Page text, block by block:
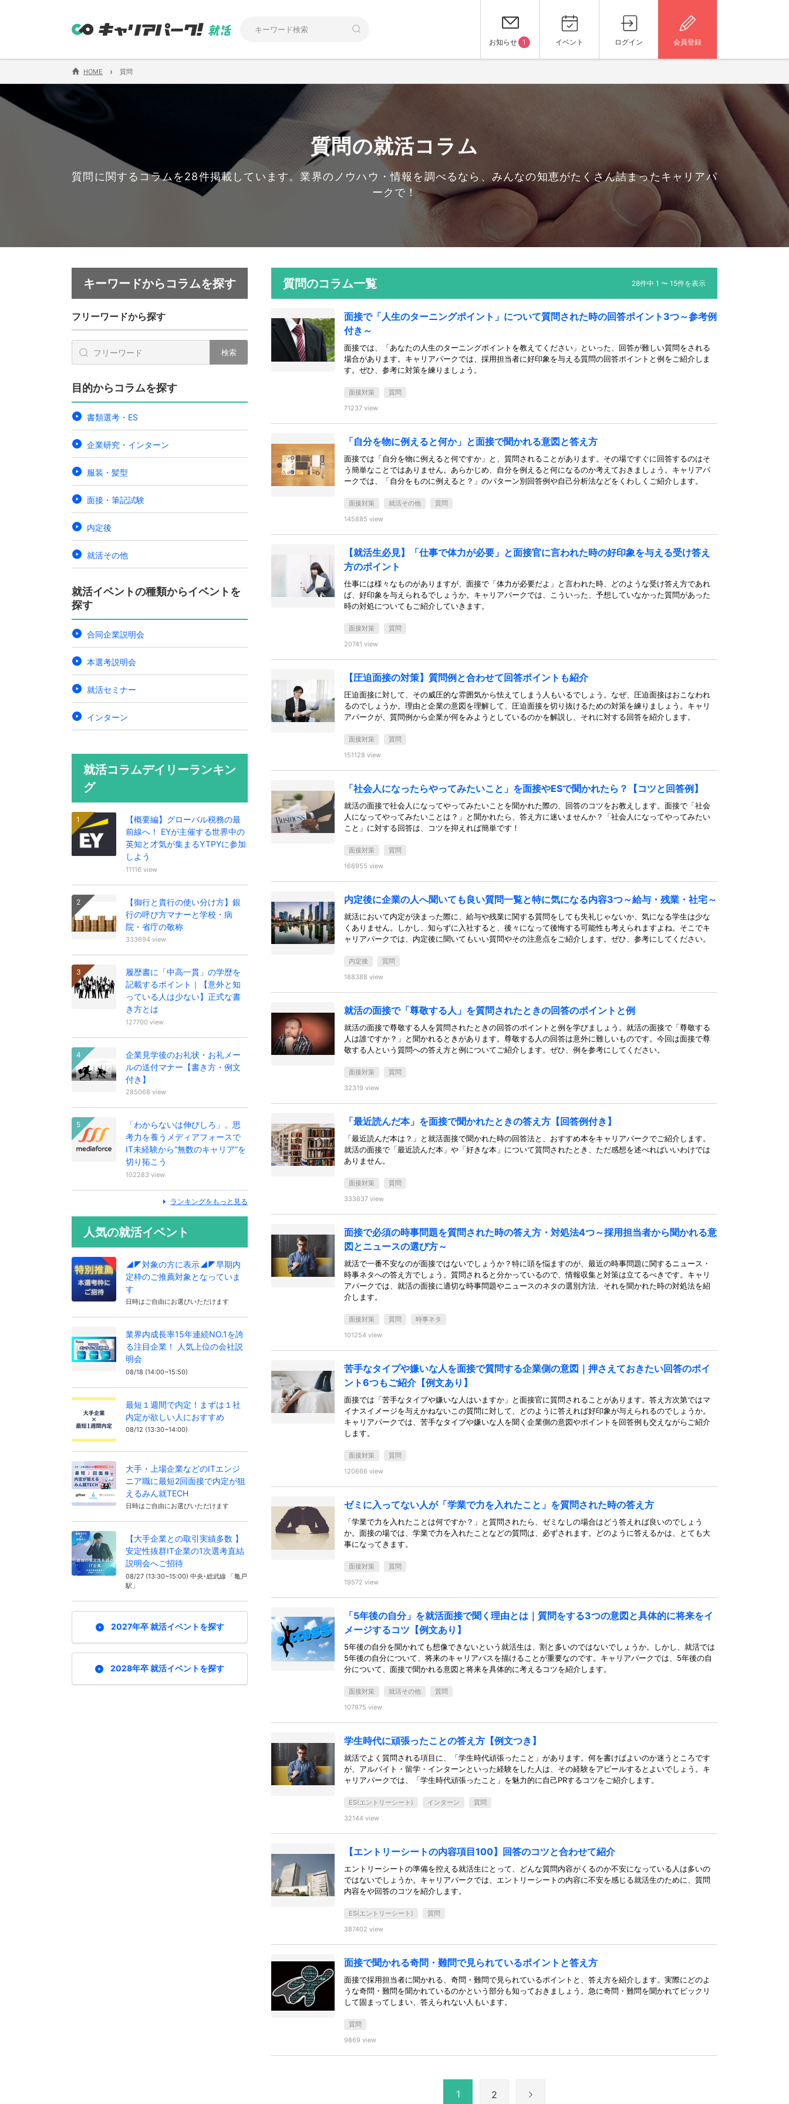
お知らせ 1 イベント ログイン 会員登録
HOME › 質問
質問の就活コラム
質問に関するコラムを28件掲載しています。業界のノウハウ・情報を調べるなら、みんなの知恵がたくさん詰まったキャリアパ
ークで！
キーワードからコラムを探す
フリーワードから探す
検索
目的からコラムを探す
書類選考・ES
企業研究・インターン
服装・髪型
面接・筆記試験
内定後
就活その他
就活イベントの種類からイベントを
探す
合同企業説明会
本選考説明会
就活セミナー
インターン
就活コラムデイリーランキン
グ
【概要編】グローバル税務の最
前線へ！ EYが主催する世界中の
英知と才気が集まるYTPYに参加
しよう
11116 view
【御行と貴行の使い分け方】銀
行の呼び方マナーと学校・病
院・省庁の敬称
333694 view
履歴書に「中高一貫」の学歴を
記載するポイント｜【意外と知
っている人は少ない】正式な書
き方とは
127700 view
企業見学後のお礼状・お礼メー
ルの送付マナー【書き方・例文
付き】
285068 view
「わからないは伸びしろ」。思
考力を養うメディアフォースで
IT未経験から“無数のキャリア”を
切り拓こう
102283 view
ランキングをもっと見る
人気の就活イベント
◢◤対象の方に表示◢◤早期内
定枠のご推薦対象となっていま
す
日時はご自由にお選びいただけます
業界内成長率15年連続NO.1を誇
る注目企業！ 人気上位の会社説
明会
08/18 (14:00~15:50)
最短１週間で内定！まずは１社
内定が欲しい人におすすめ
08/12 (13:30~14:00)
大手・上場企業などのITエンジ
ニア職に最短2回面接で内定が狙
えるみん就TECH
日時はご自由にお選びいただけます
【大手企業との取引実績多数 】
安定性抜群IT企業の1次選考直結
説明会へご招待
08/27 (13:30~15:00) 中央･総武線 「亀戸
駅」
2027年卒 就活イベントを探す
2028年卒 就活イベントを探す
質問のコラム一覧 28件中 1 〜 15件を表示
面接で「人生のターニングポイント」について質問された時の回答ポイント3つ～参考例
付き～
面接では、「あなたの人生のターニングポイントを教えてください」といった、回答が難しい質問をされる
場合があります。キャリアパークでは、採用担当者に好印象を与える質問の回答ポイントと例をご紹介しま
す。ぜひ、参考に対策を練りましょう。
面接対策
質問
71237 view
「自分を物に例えると何か」と面接で聞かれる意図と答え方
面接では「自分を物に例えると何ですか」と、質問されることがあります。その場ですぐに回答するのはそ
う簡単なことではありません。あらかじめ、自分を例えると何になるのか考えておきましょう。キャリアパ
ークでは、「自分をものに例えると？」のパターン別回答例や自己分析法などをくわしくご紹介します。
面接対策 就活その他
質問
145885 view
【就活生必見】「仕事で体力が必要」と面接官に言われた時の好印象を与える受け答え
方のポイント
仕事には様々なものがありますが、面接で「体力が必要だよ」と言われた時、どのような受け答え方であれ
ば、好印象を与えられるでしょうか。キャリアパークでは、こういった、予想していなかった質問があった
時の対処についてもご紹介していきます。
面接対策
質問
20741 view
【圧迫面接の対策】質問例と合わせて回答ポイントも紹介
圧迫面接に対して、その威圧的な雰囲気から怯えてしまう人もいるでしょう。なぜ、圧迫面接はおこなわれ
るのでしょうか。理由と企業の意図を理解して、圧迫面接を切り抜けるための対策を練りましょう。キャリ
アパークが、質問例から企業が何をみようとしているのかを解説し、それに対する回答を紹介します。
面接対策
質問
151128 view
「社会人になったらやってみたいこと」を面接やESで聞かれたら？【コツと回答例】
就活の面接で社会人になってやってみたいことを聞かれた際の、回答のコツをお教えします。面接で「社会
人になってやってみたいことは？」と聞かれたら、答え方に迷いませんか？「社会人になってやってみたい
こと」に対する回答は、コツを抑えれば簡単です！
面接対策
質問
166955 view
内定後に企業の人へ聞いても良い質問一覧と特に気になる内容3つ～給与・残業・社宅～
就活において内定が決まった際に、給与や残業に関する質問をしても失礼じゃないか、気になる学生は少な
くありません。しかし、知らずに入社すると、後々になって後悔する可能性も考えられますよね。そこでキ
ャリアパークでは、内定後に聞いてもいい質問やその注意点をご紹介します。ぜひ、参考にしてください。
内定後
質問
188388 view
就活の面接で「尊敬する人」を質問されたときの回答のポイントと例
就活の面接で尊敬する人を質問されたときの回答のポイントと例を学びましょう。就活の面接で「尊敬する
人は誰ですか？」と聞かれるときがあります。尊敬する人の回答は意外に難しいものです。今回は面接で尊
敬する人という質問への答え方と例についてご紹介します。ぜひ、例を参考にしてください。
面接対策
質問
32319 view
「最近読んだ本」を面接で聞かれたときの答え方【回答例付き】
「最近読んだ本は？」と就活面接で聞かれた時の回答法と、おすすめ本をキャリアパークでご紹介します。
就活の面接で「最近読んだ本」や「好きな本」について質問されたとき、ただ感想を述べればいいわけでは
ありません。
面接対策
質問
333637 view
面接で必須の時事問題を質問された時の答え方・対処法4つ～採用担当者から聞かれる意
図とニュースの選び方～
就活で一番不安なのが面接ではないでしょうか？特に頭を悩ますのが、最近の時事問題に関するニュース・
時事ネタへの答え方でしょう。質問されると分かっているので、情報収集と対策は立てるべきです。キャリ
アパークでは、就活の面接に適切な時事問題やニュースのネタの選別方法、それを聞かれた時の対処法を紹
介します。
面接対策 質問
時事ネタ
101254 view
苦手なタイプや嫌いな人を面接で質問する企業側の意図｜押さえておきたい回答のポイ
ント6つもご紹介【例文あり】
面接では「苦手なタイプや嫌いな人はいますか」と面接官に質問されることがあります。答え方次第ではマ
イナスイメージを与えかねないこの質問に対して、どのように答えれば好印象が与えられるのでしょうか。
キャリアパークでは、苦手なタイプや嫌いな人を聞く企業側の意図やポイントを回答例も交えながらご紹介
します。
面接対策
質問
120666 view
ゼミに入ってない人が「学業で力を入れたこと」を質問された時の答え方
「学業で力を入れたことは何ですか？」と質問されたら、ゼミなしの場合はどう答えれば良いのでしょう
か。面接の場では、学業で力を入れたことなどの質問は、必ずされます。どのように答えるかは、とても大
事になってきます。
面接対策
質問
19572 view
「5年後の自分」を就活面接で聞く理由とは｜質問をする3つの意図と具体的に将来をイ
メージするコツ【例文あり】
5年後の自分を聞かれても想像できないという就活生は、割と多いのではないでしょうか。しかし、就活では
5年後の自分について、将来のキャリアパスを描けることが重要なのです。キャリアパークでは、5年後の自
分について、面接で聞かれる意図と将来を具体的に考えるコツを紹介します。
面接対策 就活その他
質問
107975 view
学生時代に頑張ったことの答え方【例文つき】
就活でよく質問される項目に、「学生時代頑張ったこと」があります。何を書けばよいのか迷うところです
が、アルバイト・留学・インターンといった経験をした人は、その経験をアピールするとよいでしょう。キ
ャリアパークでは、「学生時代頑張ったこと」を魅力的に自己PRするコツをご紹介します。
ES(エントリーシート) インターン
質問
32144 view
【エントリーシートの内容項目100】回答のコツと合わせて紹介
エントリーシートの準備を控える就活生にとって、どんな質問内容がくるのか不安になっている人は多いの
ではないでしょうか。キャリアパークでは、エントリーシートの内容に不安を感じる就活生のために、質問
内容をや回答のコツを紹介します。
ES(エントリーシート)
質問
387402 view
面接で聞かれる奇問・難問で見られているポイントと答え方
面接で採用担当者に聞かれる、奇問・難問で見られているポイントと、答え方を紹介します。実際にどのよ
うな奇問・難問を聞かれているのかという部分も知っておきましょう。急に奇問・難問を聞かれてビックリ
して固まってしまい、答えられない人もいます。
質問
9869 view
1 2